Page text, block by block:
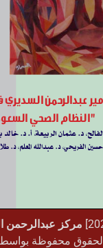
مركز عبدالرحمن
الحقوق محفوظة